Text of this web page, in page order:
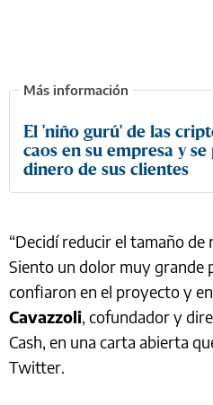
El 'niño gurú' de las
caos en su empresa y
dinero de sus clientes
“Decidí reducir el tamaño
Siento un dolor muy grande
confiaron en el proyecto y
Cavazzoli, cofundador y
Cash, en una carta abierta
Twitter.